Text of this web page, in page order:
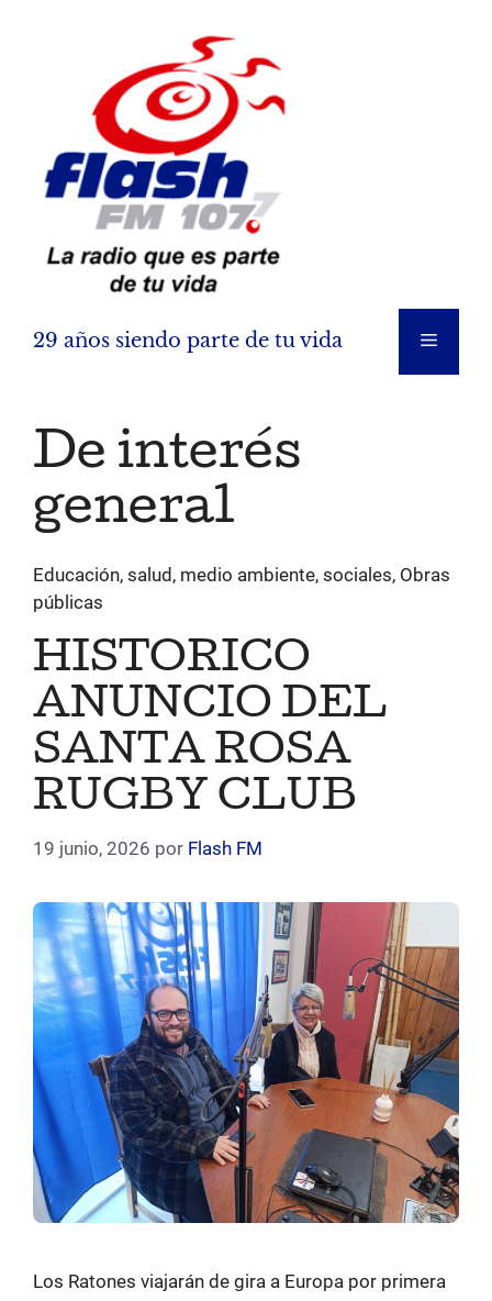
29 años siendo parte de tu vida Menú
De interés
general
Educación, salud, medio ambiente, sociales, Obras
públicas
HISTORICO
ANUNCIO DEL
SANTA ROSA
RUGBY CLUB
19 junio, 2026 por Flash FM
Los Ratones viajarán de gira a Europa por primera